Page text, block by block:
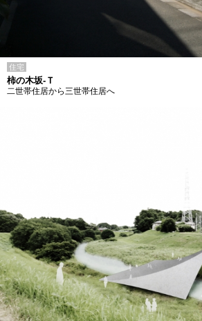
住宅
柿の木坂-Ｔ
二世帯住居から三世帯住居へ